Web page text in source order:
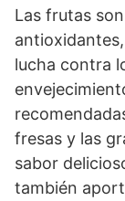
Las frutas
lucha contra
fresas y las
sabor
también